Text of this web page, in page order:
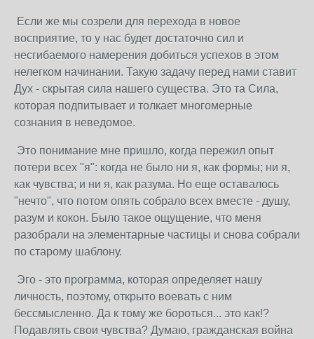
Если же мы созрели для перехода в новое
восприятие, то у нас будет достаточно сил и
несгибаемого намерения добиться успехов в этом
нелегком начинании. Такую задачу перед нами ставит
Дух - скрытая сила нашего существа. Это та Сила,
которая подпитывает и толкает многомерные
сознания в неведомое.
Это понимание мне пришло, когда пережил опыт
потери всех "я": когда не было ни я, как формы; ни я,
как чувства; и ни я, как разума. Но еще оставалось
"нечто", что потом опять собрало всех вместе - душу,
разум и кокон. Было такое ощущение, что меня
разобрали на элементарные частицы и снова собрали
по старому шаблону.
Эго - это программа, которая определяет нашу
личность, поэтому, открыто воевать с ним
бессмысленно. Да к тому же бороться... это как!?
Подавлять свои чувства? Думаю, гражданская война